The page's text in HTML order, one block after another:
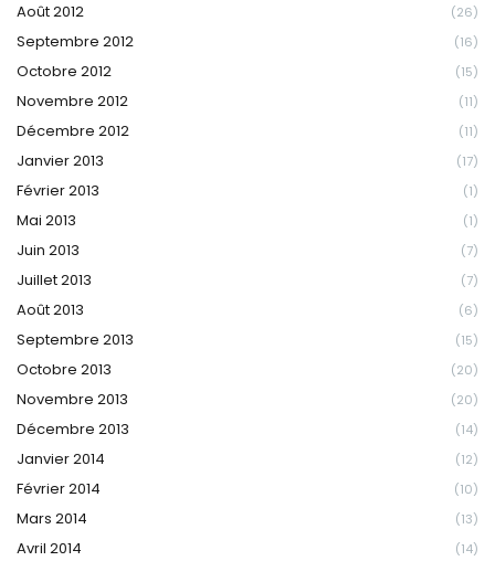
Août 2012 (26)
Septembre 2012 (16)
Octobre 2012 (15)
Novembre 2012 (11)
Décembre 2012 (11)
Janvier 2013 (17)
Février 2013 (1)
Mai 2013 (1)
Juin 2013 (7)
Juillet 2013 (7)
Août 2013 (6)
Septembre 2013 (15)
Octobre 2013 (20)
Novembre 2013 (20)
Décembre 2013 (14)
Janvier 2014 (12)
Février 2014 (10)
Mars 2014 (13)
Avril 2014 (14)